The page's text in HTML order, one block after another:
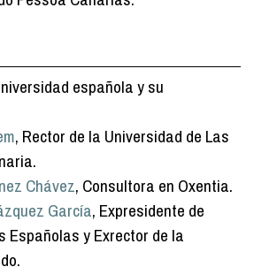
española y su
, Rector de la Universidad de Las
Chávez, Consultora en Oxentia.
García, Expresidente de
Españolas y Exrector de la